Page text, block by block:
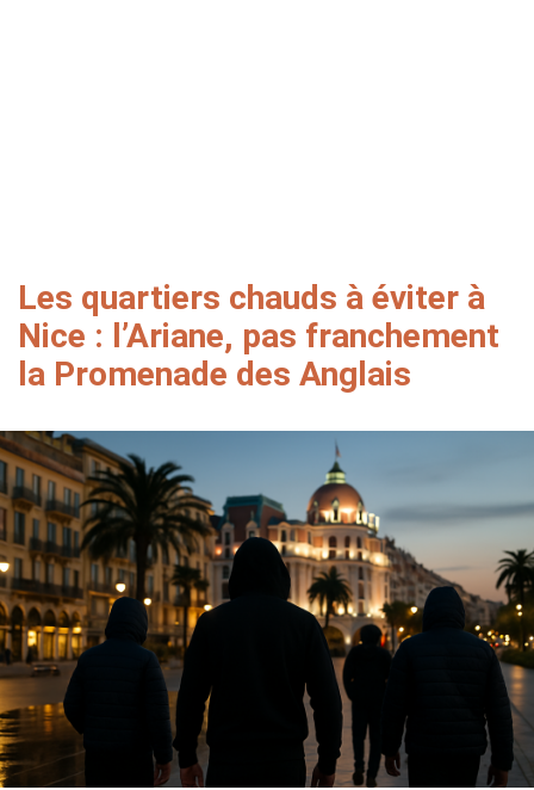
Les quartiers chauds à éviter à
Nice : l’Ariane, pas franchement
la Promenade des Anglais